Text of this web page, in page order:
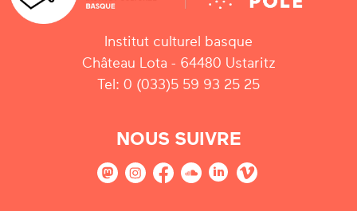
Institut culturel basque
Château Lota - 64480 Ustaritz
Tel: 0 (033)5 59 93 25 25
NOUS SUIVRE